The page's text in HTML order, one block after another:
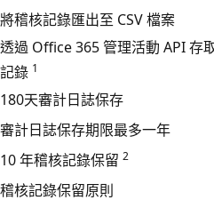
將稽核記錄匯出至 CSV 檔案
透過 Office 365 管理活動 API 存
記錄 1
180天審計日誌保存
審計日誌保存期限最多一年
10 年稽核記錄保留 2
稽核記錄保留原則